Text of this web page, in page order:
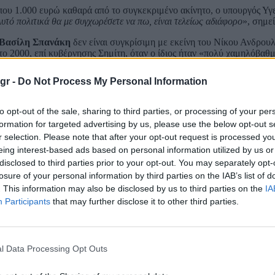
- Do Not Process My Personal Information
opt-out of the sale, sharing to third parties, or processing of your
for targeted advertising by us, please use the below opt-out
selection. Please note that after your opt-out request is processed
interest-based ads based on personal information utilized by us
to third parties prior to your opt-out. You may separately
of your personal information by third parties on the IAB’s list of
This information may also be disclosed by us to third parties on the
Participants that may further disclose it to other third parties.
Data Processing Opt Outs
1.000 ευρώ καθαρά από το συγκεκριμένο ακίνητο, ο υπουργός
πολιτικά θα με συγχωρέσετε να πω, είναι τελείως αδιάφορο»,
Σπανάκη δεν είναι συγκρίσιμη με εκείνη του Νίκου
2000, επί κυβέρνησης Σημίτη, όταν ο ίδιος ήταν «πολύ
«
ημέρες μετά τις εκλογές εκείνης της χρονιάς.
δήλωση πόθεν έσχες του προέδρου του ΠΑΣΟΚ. Όπως είπε,
στο εξωτερικό. «
Δεν είπα ότι έβαλε τα συγκεκριμένα χρήματα στο
επιλέξει να έχει 1 εκατομμύριο ευρώ, τα μισά τα έχει φέρει εδώ »,
κλάψα»
δικαστήριο, λέγοντας με χαρακτηριστικό τρόπο: «Όσο με
σοβαρά ότι είμαι κάπου σε κώμα ή ότι έχω αποχωρήσει από
ότι η συγκεκριμένη υπόθεση τον ζημιώνει πολιτικά. «
ωραίο να είσαι αρχηγός σοσιαλιστικού κόμματος, να μιλάς για
όλοι την κλάψα».